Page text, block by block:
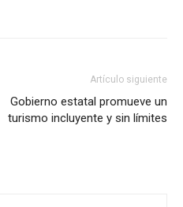
Artículo siguiente
Gobierno estatal promueve un
turismo incluyente y sin límites